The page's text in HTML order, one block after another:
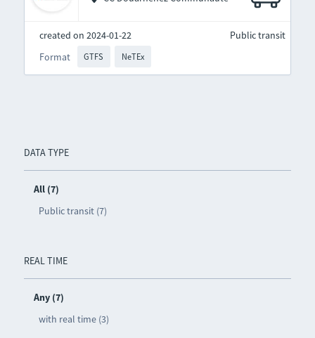
DATA TYPE
All (7)
Public transit (7)
REAL TIME
Any (7)
with real time (3)
created on 2024-01-22
Format
GTFS NeTEx
Public transit